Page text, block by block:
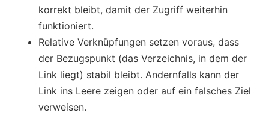
korrekt bleibt, damit der Zugriff weiterhin
funktioniert.
Relative Verknüpfungen setzen voraus, dass
der Bezugspunkt (das Verzeichnis, in dem der
Link liegt) stabil bleibt. Andernfalls kann der
Link ins Leere zeigen oder auf ein falsches Ziel
verweisen.